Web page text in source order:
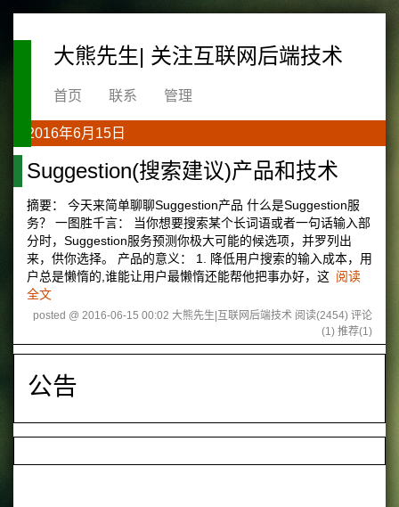
大熊先生| 关注互联网后端技术
首页 联系 管理
2016年6月15日
Suggestion(搜索建议)产品和技术
摘要： 今天来简单聊聊Suggestion产品 什么是Suggestion服
务？ 一图胜千言： 当你想要搜索某个长词语或者一句话输入部
分时，Suggestion服务预测你极大可能的候选项，并罗列出
来，供你选择。 产品的意义： 1. 降低用户搜索的输入成本，用
户总是懒惰的,谁能让用户最懒惰还能帮他把事办好，这 阅读
全文
posted @ 2016-06-15 00:02 大熊先生|互联网后端技术 阅读(2454) 评论
(1) 推荐(1)
公告